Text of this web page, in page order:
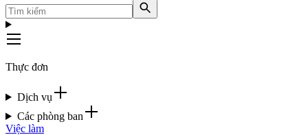
Thực đơn
Dịch vụ
Các phòng ban
Việc làm